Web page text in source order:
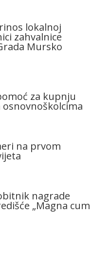
lokalnoj
zahvalnice
Mursko
za kupnju
na prvom
nagrade
„Magna cum